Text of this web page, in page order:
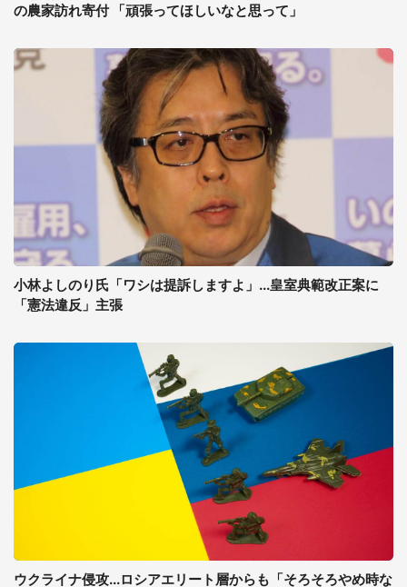
の農家訪れ寄付 「頑張ってほしいなと思って」
小林よしのり氏「ワシは提訴しますよ」...皇室典範改正案に
「憲法違反」主張
ウクライナ侵攻...ロシアエリート層からも「そろそろやめ時な